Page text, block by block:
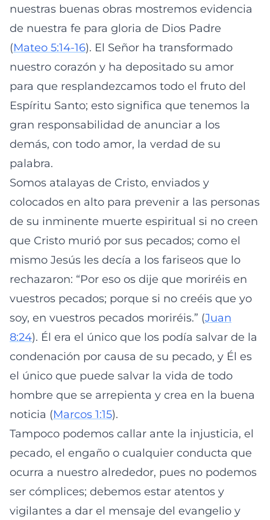
nuestras buenas obras mostremos evidencia
de nuestra fe para gloria de Dios Padre
(Mateo 5:14-16). El Señor ha transformado
nuestro corazón y ha depositado su amor
para que resplandezcamos todo el fruto del
Espíritu Santo; esto significa que tenemos la
gran responsabilidad de anunciar a los
demás, con todo amor, la verdad de su
palabra.
Somos atalayas de Cristo, enviados y
colocados en alto para prevenir a las personas
de su inminente muerte espiritual si no creen
que Cristo murió por sus pecados; como el
mismo Jesús les decía a los fariseos que lo
rechazaron: “Por eso os dije que moriréis en
vuestros pecados; porque si no creéis que yo
soy, en vuestros pecados moriréis.” (Juan
8:24). Él era el único que los podía salvar de la
condenación por causa de su pecado, y Él es
el único que puede salvar la vida de todo
hombre que se arrepienta y crea en la buena
noticia (Marcos 1:15).
Tampoco podemos callar ante la injusticia, el
pecado, el engaño o cualquier conducta que
ocurra a nuestro alrededor, pues no podemos
ser cómplices; debemos estar atentos y
vigilantes a dar el mensaje del evangelio y